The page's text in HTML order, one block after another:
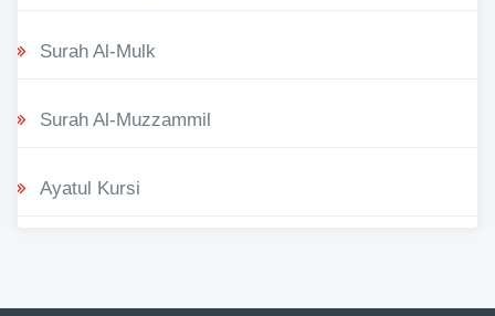
Surah Al-Mulk
Surah Al-Muzzammil
Ayatul Kursi